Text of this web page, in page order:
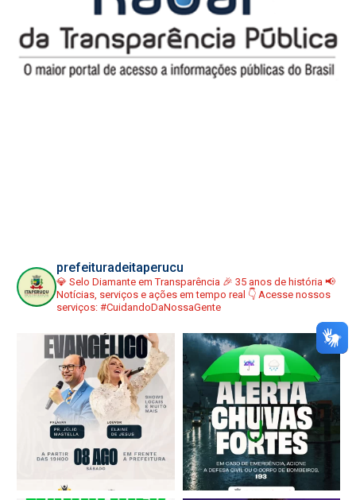
prefeituradeitaperucu
💎 Selo Diamante em Transparência 🎉 35 anos de história 📢
Notícias, serviços e ações em tempo real 👇 Acesse nossos
serviços: #CuidandoDaNossaGente